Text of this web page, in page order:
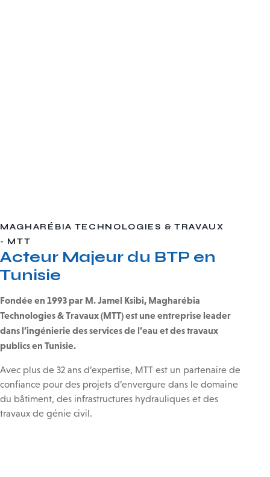
MAGHARÉBIA TECHNOLOGIES & TRAVAUX
- MTT
Acteur Majeur du BTP en
Tunisie
Fondée en 1993 par M. Jamel Ksibi, Magharébia
Technologies & Travaux (MTT) est une entreprise leader
dans l’ingénierie des services de l’eau et des travaux
publics en Tunisie.
Avec plus de 32 ans d’expertise, MTT est un partenaire de
confiance pour des projets d’envergure dans le domaine
du bâtiment, des infrastructures hydrauliques et des
travaux de génie civil.